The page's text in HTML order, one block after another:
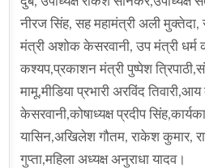
नीरज सिंह, सह महामंत्री अली
मंत्री अशोक केसरवानी, उप मंत्री धर्म
कश्यप,प्रकाशन मंत्री पुष्पेश
मामू,मीडिया प्रभारी अरविंद
केसरवानी,कोषाध्यक्ष प्रदीप
यासिन,अखिलेश गौतम, राकेश कुमार,
गुप्ता,महिला अध्यक्ष अनुराधा यादव।